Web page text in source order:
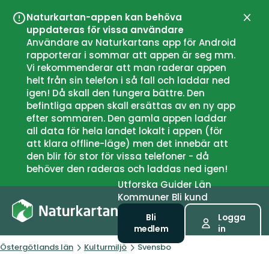
Naturkartan-appen kan behöva
uppdateras för vissa användare
Användare av Naturkartans app för Android
rapporterar i sommar att appen är seg mm.
Vi rekommenderar att man raderar appen
helt från sin telefon i så fall och laddar ned
igen! Då skall den fungera bättre. Den
befintliga appen skall ersättas av en ny app
efter sommaren. Den gamla appen laddar
all data för hela landet lokalt i appen (för
att klara offline-läge) men det innebär att
den blir för stor för vissa telefoner - då
behöver den raderas och laddas ned igen!
UtforskaGuiderLän
Kommuner Bli kund
Bli
medlem
Logga
in
Östergötlands län Kulturmiljö Svensbo